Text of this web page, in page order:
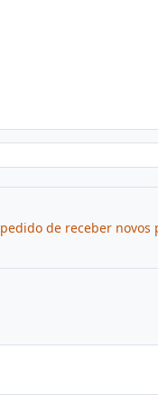
de receber novos